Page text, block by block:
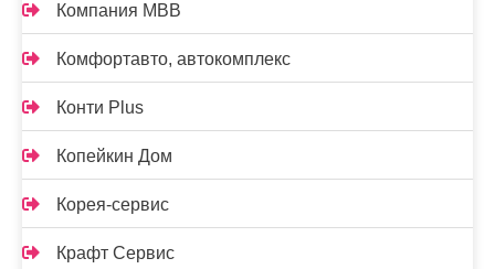
Компания МВВ
Комфортавто, автокомплекс
Конти Plus
Копейкин Дом
Корея-сервис
Крафт Сервис